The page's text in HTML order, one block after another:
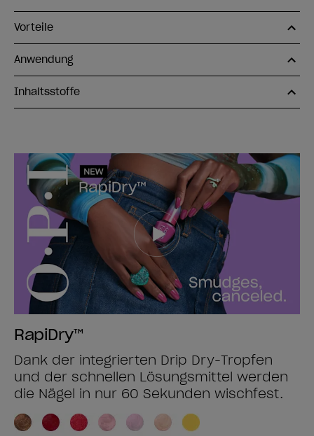
Vorteile
Anwendung
Inhaltsstoffe
RapiDry™
Dank der integrierten Drip Dry-Tropfen
und der schnellen Lösungsmittel werden
die Nägel in nur 60 Sekunden wischfest.